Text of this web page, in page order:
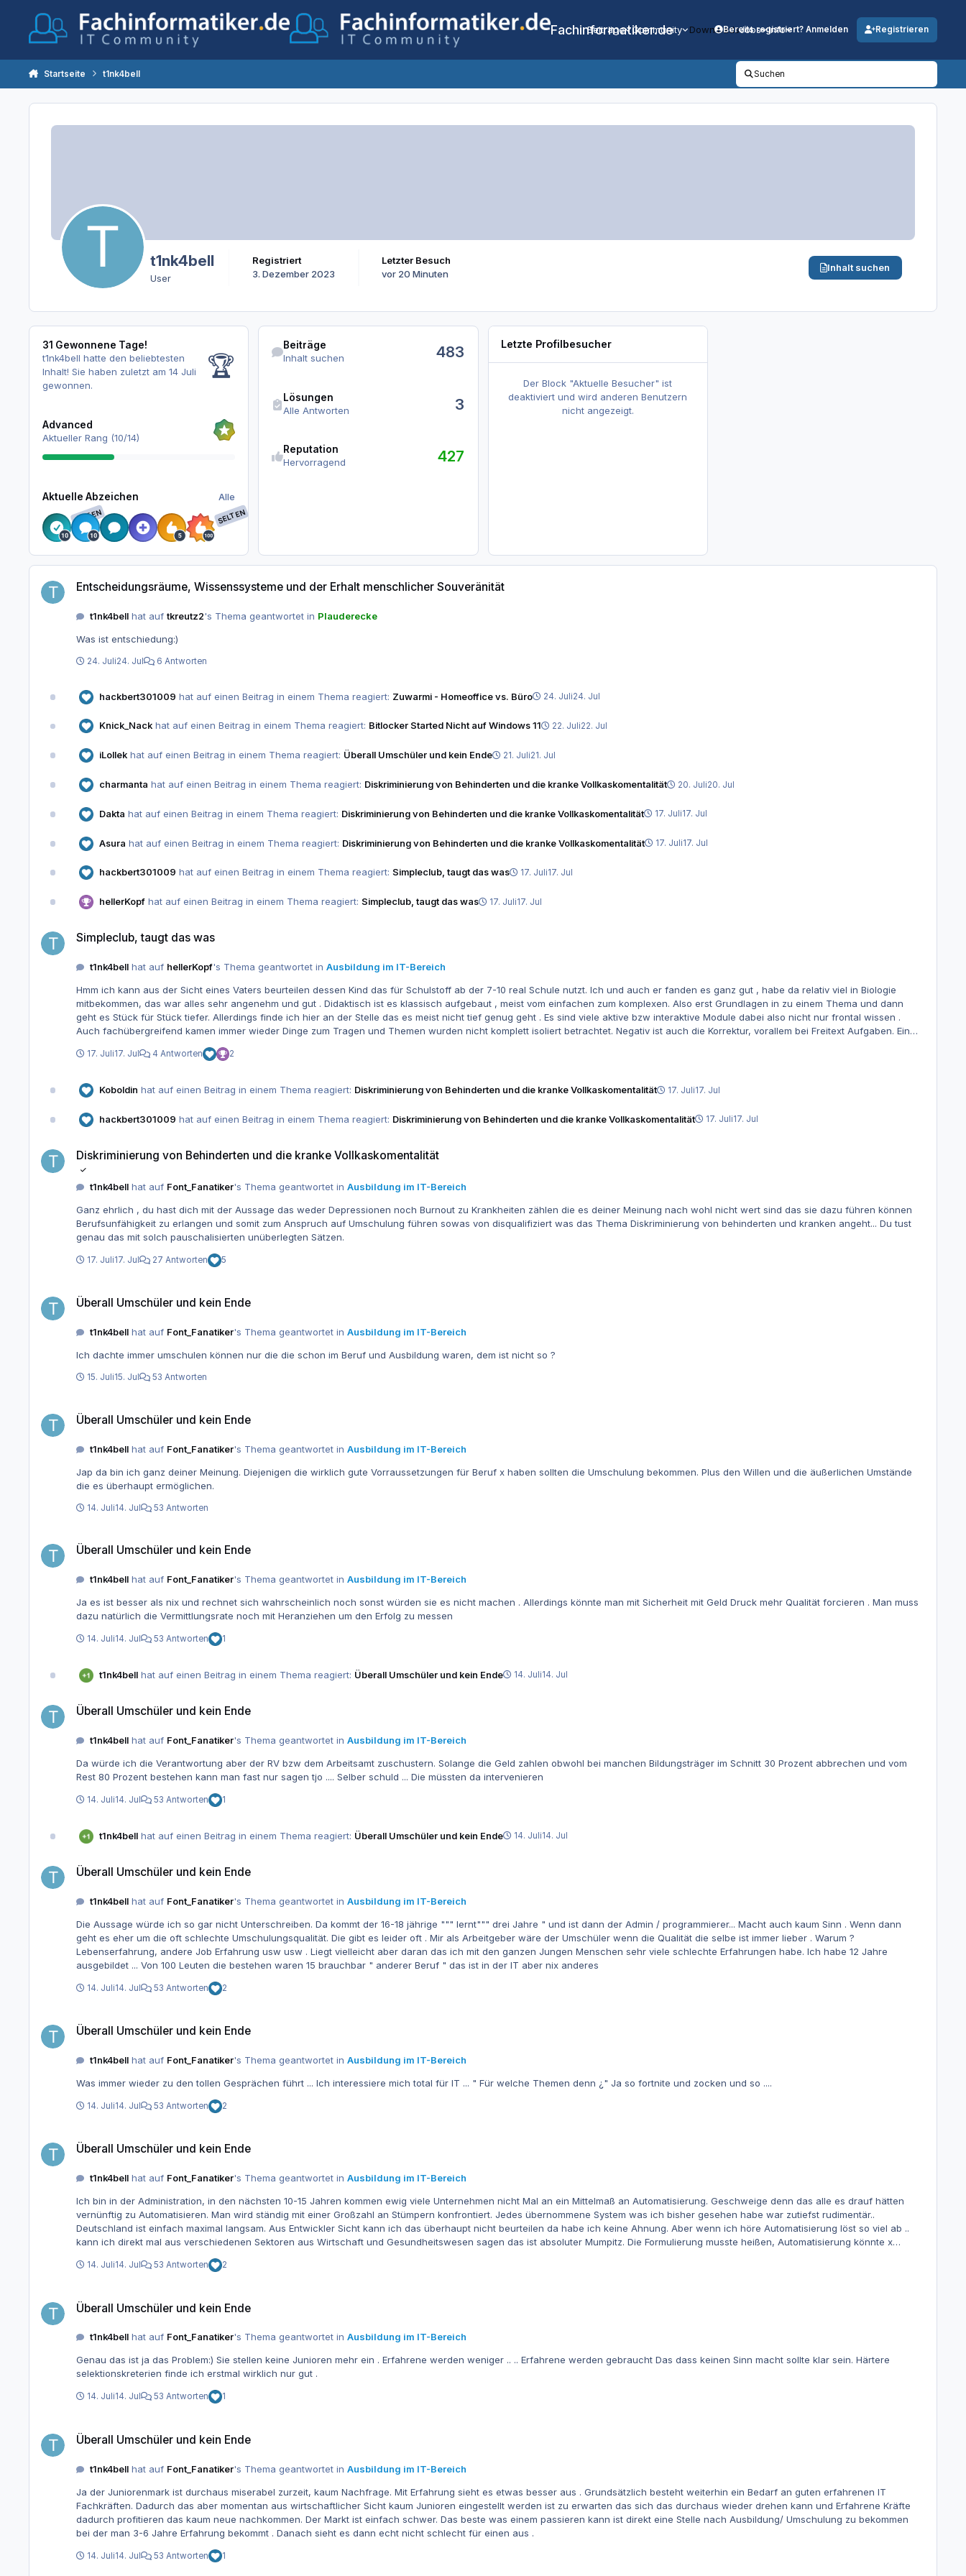
Fachinformatiker.de
Beiträge Community DownloadsJobs Info
Bereits registriert? Anmelden Registrieren
Startseite t1nk4bell Suchen
t1nk4bell
User
Registriert
3. Dezember 2023
Letzter Besuch
vor 20 Minuten
Inhalt suchen
31 Gewonnene Tage!
31 Gewonnene Tage!
t1nk4bell hatte den beliebtesten
Inhalt!Sie haben zuletzt am 14 Juli
gewonnen.
🏆
Advanced
Aktueller Rang (10/14)
Aktuelle Abzeichen
Alle
SELTEN SELTEN
Inhalt suchen
Beiträge
Inhalt suchen
483
Lösungen
Alle Antworten
3
Reputation
Hervorragend
427
Letzte Profilbesucher
Der Block "Aktuelle Besucher" ist
deaktiviert und wird anderen Benutzern
nicht angezeigt.
Entscheidungsräume, Wissenssysteme und der Erhalt menschlicher Souveränität
Entscheidungsräume, Wissenssysteme und der Erhalt menschlicher Souveränität
t1nk4bell hat auftkreutz2's Thema geantwortet in Plauderecke
Was ist entschiedung:)
24. Juli24. Jul 6 Antworten
hackbert301009 hat auf einen Beitrag in einem Thema reagiert: Zuwarmi - Homeoffice vs. Büro 24. Juli24. Jul
Knick_Nack hat auf einen Beitrag in einem Thema reagiert: Bitlocker Started Nicht auf Windows 11 22. Juli22. Jul
iLollek hat auf einen Beitrag in einem Thema reagiert: Überall Umschüler und kein Ende 21. Juli21. Jul
charmanta hat auf einen Beitrag in einem Thema reagiert: Diskriminierung von Behinderten und die kranke Vollkaskomentalität 20. Juli20. Jul
Dakta hat auf einen Beitrag in einem Thema reagiert: Diskriminierung von Behinderten und die kranke Vollkaskomentalität 17. Juli17. Jul
Asura hat auf einen Beitrag in einem Thema reagiert: Diskriminierung von Behinderten und die kranke Vollkaskomentalität 17. Juli17. Jul
hackbert301009 hat auf einen Beitrag in einem Thema reagiert: Simpleclub, taugt das was 17. Juli17. Jul
hellerKopf hat auf einen Beitrag in einem Thema reagiert: Simpleclub, taugt das was 17. Juli17. Jul
Simpleclub, taugt das was
t1nk4bell hat auf hellerKopf's Thema geantwortet inAusbildung im IT-Bereich
Hmm ich kann aus der Sicht eines Vaters beurteilen dessen Kind das für Schulstoff ab der 7-10 real Schule nutzt. Ich und auch er fanden es ganz gut , habe da relativ viel in Biologie
mitbekommen, das war alles sehr angenehm und gut . Didaktisch ist es klassisch aufgebaut , meist vom einfachen zum komplexen. Also erst Grundlagen in zu einem Thema und dann
geht es Stück für Stück tiefer. Allerdings finde ich hier an der Stelle das es meist nicht tief genug geht . Es sind viele aktive bzw interaktive Module dabei also nicht nur frontal wissen .
Auch fachübergreifend kamen immer wieder Dinge zum Tragen und Themen wurden nicht komplett isoliert betrachtet. Negativ ist auch die Korrektur, vorallem bei Freitext Aufgaben. Ein
Wort falsch kann zu ganze Antwort falsch werden da sie wohl exakt abgeglichen werden . Ansonsten hätte ich manchmal das Gefühl das die Reihenfolge manchmal fehlerhaft war .
Mehr kann ich nicht sagen
17. Juli17. Jul 4 Antworten 2
Koboldin hat auf einen Beitrag in einem Thema reagiert: Diskriminierung von Behinderten und die kranke Vollkaskomentalität 17. Juli17. Jul
hackbert301009 hat auf einen Beitrag in einem Thema reagiert: Diskriminierung von Behinderten und die kranke Vollkaskomentalität 17. Juli17. Jul
Diskriminierung von Behinderten und die kranke Vollkaskomentalität
t1nk4bell hat auf Font_Fanatiker's Thema geantwortet inAusbildung im IT-Bereich
Ganz ehrlich , du hast dich mit der Aussage das weder Depressionen noch Burnout zu Krankheiten zählen die es deiner Meinung nach wohl nicht wert sind das sie dazu führen können
Berufsunfähigkeit zu erlangen und somit zum Anspruch auf Umschulung führen sowas von disqualifiziert was das Thema Diskriminierung von behinderten und kranken angeht... Du tust
genau das mit solch pauschalisierten unüberlegten Sätzen.
17. Juli17. Jul 27 Antworten 5
Überall Umschüler und kein Ende
t1nk4bell hat auf Font_Fanatiker's Thema geantwortet inAusbildung im IT-Bereich
Ich dachte immer umschulen können nur die die schon im Beruf und Ausbildung waren, dem ist nicht so ?
15. Juli15. Jul 53 Antworten
Überall Umschüler und kein Ende
t1nk4bell hat auf Font_Fanatiker's Thema geantwortet inAusbildung im IT-Bereich
Jap da bin ich ganz deiner Meinung. Diejenigen die wirklich gute Vorraussetzungen für Beruf x haben sollten die Umschulung bekommen. Plus den Willen und die äußerlichen Umstände
die es überhaupt ermöglichen.
14. Juli14. Jul 53 Antworten
Überall Umschüler und kein Ende
t1nk4bell hat auf Font_Fanatiker's Thema geantwortet inAusbildung im IT-Bereich
Ja es ist besser als nix und rechnet sich wahrscheinlich noch sonst würden sie es nicht machen . Allerdings könnte man mit Sicherheit mit Geld Druck mehr Qualität forcieren . Man muss
dazu natürlich die Vermittlungsrate noch mit Heranziehen um den Erfolg zu messen
14. Juli14. Jul 53 Antworten 1
t1nk4bell hat auf einen Beitrag in einem Thema reagiert: Überall Umschüler und kein Ende 14. Juli14. Jul
Überall Umschüler und kein Ende
t1nk4bell hat auf Font_Fanatiker's Thema geantwortet inAusbildung im IT-Bereich
Da würde ich die Verantwortung aber der RV bzw dem Arbeitsamt zuschustern. Solange die Geld zahlen obwohl bei manchen Bildungsträger im Schnitt 30 Prozent abbrechen und vom
Rest 80 Prozent bestehen kann man fast nur sagen tjo .... Selber schuld ... Die müssten da intervenieren
14. Juli14. Jul 53 Antworten 1
t1nk4bell hat auf einen Beitrag in einem Thema reagiert: Überall Umschüler und kein Ende 14. Juli14. Jul
Überall Umschüler und kein Ende
t1nk4bell hat auf Font_Fanatiker's Thema geantwortet inAusbildung im IT-Bereich
Die Aussage würde ich so gar nicht Unterschreiben. Da kommt der 16-18 jährige """ lernt""" drei Jahre " und ist dann der Admin / programmierer... Macht auch kaum Sinn . Wenn dann
geht es eher um die oft schlechte Umschulungsqualität. Die gibt es leider oft . Mir als Arbeitgeber wäre der Umschüler wenn die Qualität die selbe ist immer lieber . Warum ?
Lebenserfahrung, andere Job Erfahrung usw usw . Liegt vielleicht aber daran das ich mit den ganzen Jungen Menschen sehr viele schlechte Erfahrungen habe. Ich habe 12 Jahre
ausgebildet ... Von 100 Leuten die bestehen waren 15 brauchbar " anderer Beruf " das ist in der IT aber nix anderes
14. Juli14. Jul 53 Antworten 2
Überall Umschüler und kein Ende
t1nk4bell hat auf Font_Fanatiker's Thema geantwortet inAusbildung im IT-Bereich
Was immer wieder zu den tollen Gesprächen führt ... Ich interessiere mich total für IT ... " Für welche Themen denn ¿" Ja so fortnite und zocken und so ....
14. Juli14. Jul 53 Antworten 2
Überall Umschüler und kein Ende
t1nk4bell hat auf Font_Fanatiker's Thema geantwortet inAusbildung im IT-Bereich
Ich bin in der Administration, in den nächsten 10-15 Jahren kommen ewig viele Unternehmen nicht Mal an ein Mittelmaß an Automatisierung. Geschweige denn das alle es drauf hätten
vernünftig zu Automatisieren. Man wird ständig mit einer Großzahl an Stümpern konfrontiert. Jedes übernommene System was ich bisher gesehen habe war zutiefst rudimentär..
Deutschland ist einfach maximal langsam. Aus Entwickler Sicht kann ich das überhaupt nicht beurteilen da habe ich keine Ahnung. Aber wenn ich höre Automatisierung löst so viel ab ..
kann ich direkt mal aus verschiedenen Sektoren aus Wirtschaft und Gesundheitswesen sagen das ist absoluter Mumpitz. Die Formulierung musste heißen, Automatisierung könnte x
admins/engineers ablösen. Das Gegenteil ist der Fall . Die konstrukte werden zu monstrositären Ungetümen die man nur noch mit mehr man Power am Laufen halten kann . Bzw teilweise
14. Juli14. Jul 53 Antworten 2
Überall Umschüler und kein Ende
t1nk4bell hat auf Font_Fanatiker's Thema geantwortet inAusbildung im IT-Bereich
Genau das ist ja das Problem:) Sie stellen keine Junioren mehr ein . Erfahrene werden weniger .. .. Erfahrene werden gebraucht Das dass keinen Sinn macht sollte klar sein. Härtere
selektionskreterien finde ich erstmal wirklich nur gut .
14. Juli14. Jul 53 Antworten 1
Überall Umschüler und kein Ende
t1nk4bell hat auf Font_Fanatiker's Thema geantwortet inAusbildung im IT-Bereich
Ja der Juniorenmark ist durchaus miserabel zurzeit, kaum Nachfrage. Mit Erfahrung sieht es etwas besser aus . Grundsätzlich besteht weiterhin ein Bedarf an guten erfahrenen IT
Fachkräften. Dadurch das aber momentan aus wirtschaftlicher Sicht kaum Junioren eingestellt werden ist zu erwarten das sich das durchaus wieder drehen kann und Erfahrene Kräfte
dadurch profitieren das kaum neue nachkommen. Der Markt ist einfach schwer. Das beste was einem passieren kann ist direkt eine Stelle nach Ausbildung/ Umschulung zu bekommen
bei der man 3-6 Jahre Erfahrung bekommt . Danach sieht es dann echt nicht schlecht für einen aus .
14. Juli14. Jul 53 Antworten 1